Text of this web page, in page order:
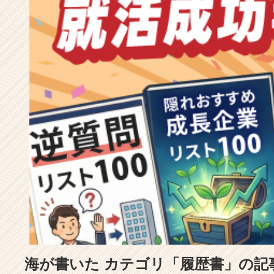
成
長
企
業
か
ら
カ
ウ
ト
が
届
く
就
サ
イ
ト
チ
キ
海が書いた カテゴリ「履歴書」の記